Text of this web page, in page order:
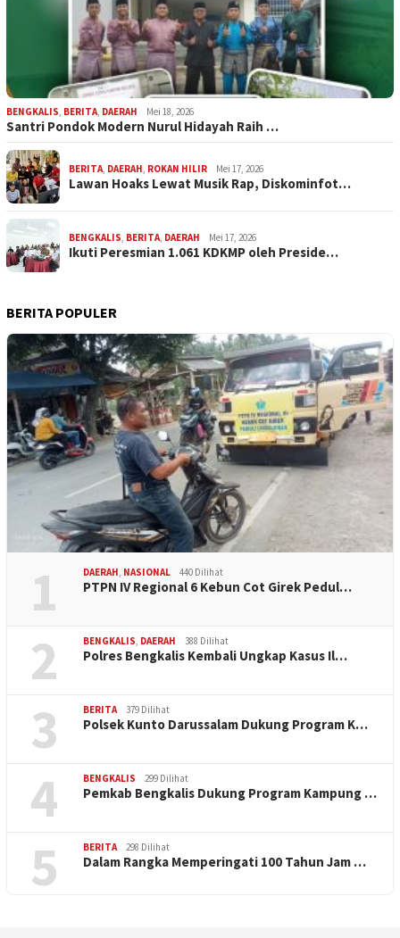
BENGKALIS, BERITA, DAERAH Mei 18, 2026
Santri Pondok Modern Nurul Hidayah Raih …
BERITA, DAERAH, ROKAN HILIR Mei 17, 2026
Lawan Hoaks Lewat Musik Rap, Diskominfot…
BENGKALIS, BERITA, DAERAH Mei 17, 2026
Ikuti Peresmian 1.061 KDKMP oleh Preside…
BERITA POPULER
1 DAERAH NASIONAL 440 Dilihat
PTPN IV Regional 6 Kebun Cot Girek Pedul…
2 BENGKALIS DAERAH 388 Dilihat
Polres Bengkalis Kembali Ungkap Kasus Il…
3 BERITA 379 Dilihat
Polsek Kunto Darussalam Dukung Program K…
4 BENGKALIS 299 Dilihat
Pemkab Bengkalis Dukung Program Kampung …
5 BERITA 298 Dilihat
Dalam Rangka Memperingati 100 Tahun Jam …